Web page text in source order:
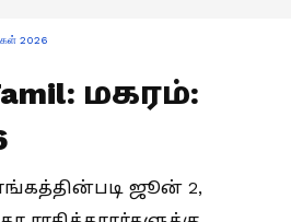
2026
மகரம்:
ஜூன் 2,